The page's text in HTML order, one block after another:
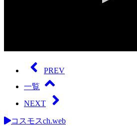
seconds
seconds
PREV
一覧
NEXT
コスモスch.web